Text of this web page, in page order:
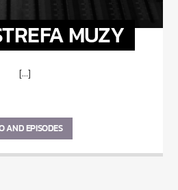
MUZY
[...]
AND EPISODES